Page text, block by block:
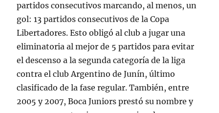
partidos consecutivos marcando, al menos, un
gol: 13 partidos consecutivos de la Copa
Libertadores. Esto obligó al club a jugar una
eliminatoria al mejor de 5 partidos para evitar
el descenso a la segunda categoría de la liga
contra el club Argentino de Junín, último
clasificado de la fase regular. También, entre
2005 y 2007, Boca Juniors prestó su nombre y